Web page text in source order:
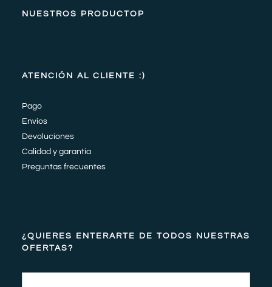
NUESTROS PRODUCTOP
ATENCIÓN AL CLIENTE :)
Pago
Envíos
Devoluciones
Calidad y garantía
Preguntas frecuentes
¿QUIERES ENTERARTE DE TODOS NUESTRAS
OFERTAS?